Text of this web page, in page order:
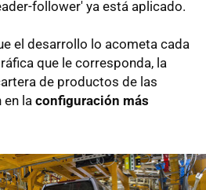
follower' ya está aplicado.
el desarrollo lo acometa cada
que le corresponda, la
de productos de las
en la configuración más